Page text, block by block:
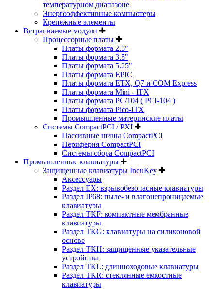
температурном диапазоне
Энергоэффективные компьютеры
Крепёжные элементы
Встраиваемые модули
Процессорные платы
Платы формата 2.5"
Платы формата 3.5"
Платы формата 5.25"
Платы формата EPIC
Платы формата ETX, Q7 и COM Express
Платы формата Mini - ITX
Платы формата PC/104 ( PCI-104 )
Платы формата Pico-ITX
Промышленные материнские платы
Системы CompactPCI / PXI
Пассивные шины CompactPCI
Периферия CompactPCI
Системы сбора CompactPCI
Промышленные клавиатуры
Защищенные клавиатуры InduKey
Аксессуары
Раздел EX: взрывобезопасные клавиатуры
Раздел IP68: пыле- и влагонепроницаемые
клавиатуры
Раздел TKF: компактные мембранные
клавиатуры
Раздел TKG: клавиатуры на силиконовой
основе
Раздел TKH: защищенные указательные
устройства
Раздел TKL: длинноходовые клавиатуры
Раздел TKR: стеклянные емкостные
клавиатуры